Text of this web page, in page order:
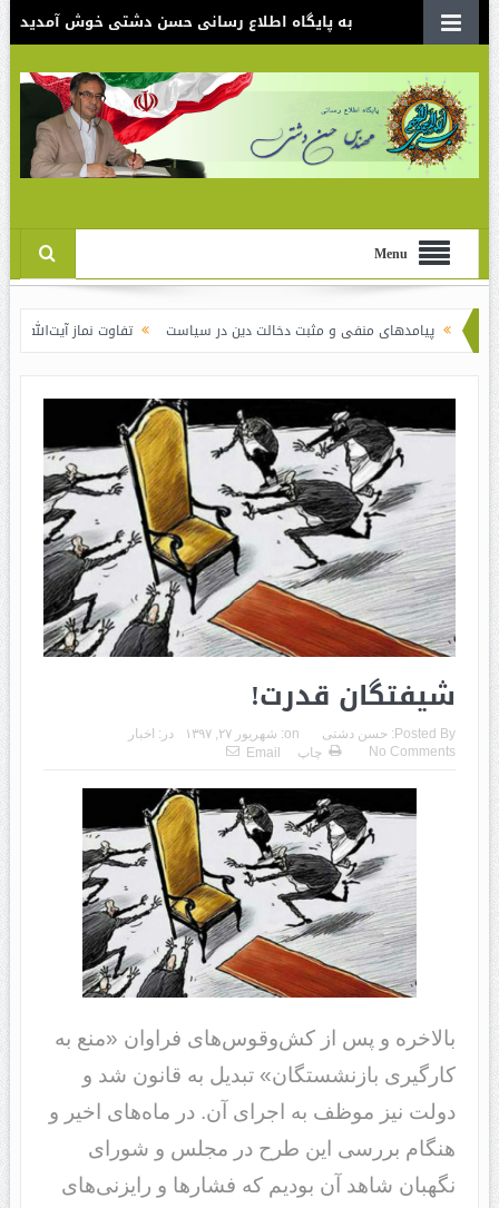
به پایگاه اطلاع رسانی حسن دشتی خوش آمدید
Menu
منفی و مثبت دخالت دین در سیاست تفاوت نماز آیت‌الله خامنه‌ای برای
شیفتگان قدرت!
Posted By: حسن دشتی on: شهریور ۲۷, ۱۳۹۷ در: اخبار
No Comments
چاپ Email
بالاخره و پس از کش‌وقوس‌های فراوان «منع به
کارگیری بازنشستگان» تبدیل به قانون شد و
دولت نیز موظف به اجرای آن. در ماه‌های اخیر و
هنگام بررسی این طرح در مجلس و شورای
نگهبان شاهد آن بودیم که فشارها و رایزنی‌های